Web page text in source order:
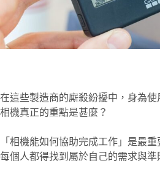
在這些製造商的廝殺紛擾中，身為使
相機真正的重點是甚麼？
「相機能如何協助完成工作」是最
每個人都得找到屬於自己的需求與準